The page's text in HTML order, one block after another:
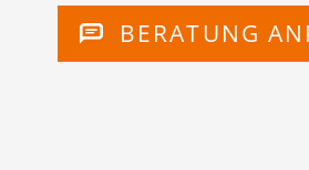
BERATUNG